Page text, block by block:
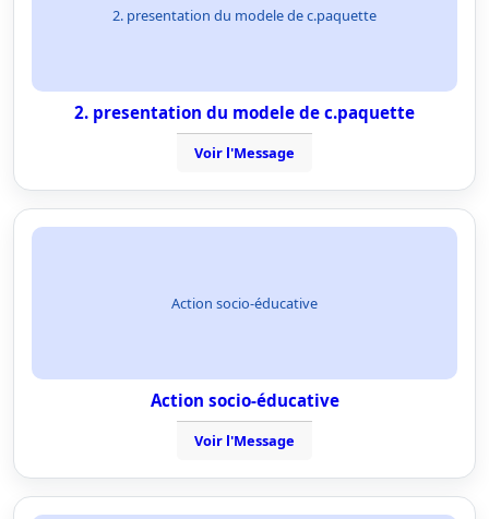
2. presentation du modele de c.paquette
2. presentation du modele de c.paquette
Voir l'Message
Action socio-éducative
Action socio-éducative
Voir l'Message